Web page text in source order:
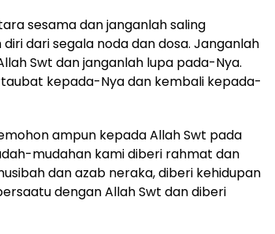
sesama dan janganlah saling
dari segala noda dan dosa. Janganlah
Swt dan janganlah lupa pada-Nya.
kepada-Nya dan kembali kepada-
ampun kepada Allah Swt pada
mudahan kami diberi rahmat dan
dan azab neraka, diberi kehidupan
dengan Allah Swt dan diberi